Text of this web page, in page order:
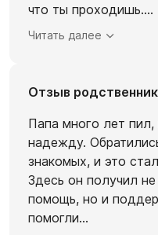
что ты проходишь....
Читать далее
Отзыв
Папа много лет
надежду.
знакомых, и это
Здесь он получил
помощь, но и
помогли...